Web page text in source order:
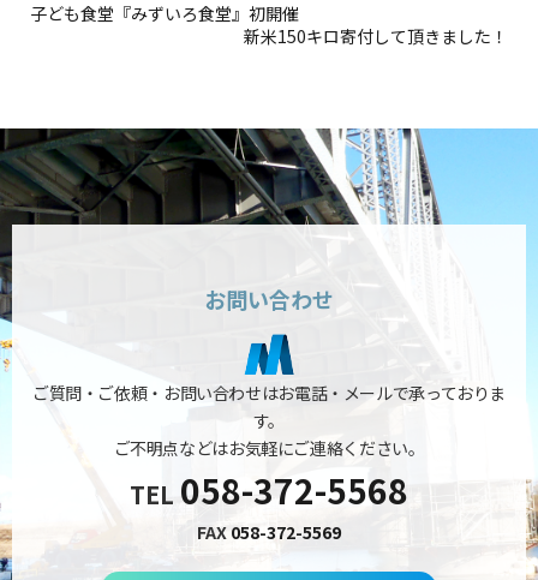
子ども食堂『みずいろ食堂』初開催
新米150キロ寄付して頂きました！
お問い合わせ
ご質問・ご依頼・お問い合わせはお電話・メールで承っておりま
す。
ご不明点などはお気軽にご連絡ください。
TEL 058-372-5568
FAX 058-372-5569